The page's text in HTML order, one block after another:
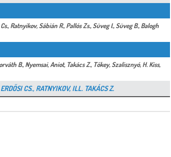
Ratnyikov, Sábián R., Pallós Zs., Süveg I., Süveg B., Balogh
B., Nyemsai, Aniot, Takács Z., Tőkey, Szalisznyó, H. Kiss,
CS., RATNYIKOV, ILL. TAKÁCS Z.